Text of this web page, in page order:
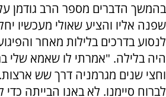
בהמשך הדברים מספר הרב גודמן
שפנה אליו והציע שאולי מעכשיו
לנסוע בדרכים בלילות מאחר
היה בלילה. "אמרתי לו שאמא שלי
וחצי שנים מגרמניה דרך שש
לברוח סיימנו. לא באנו הבייתה